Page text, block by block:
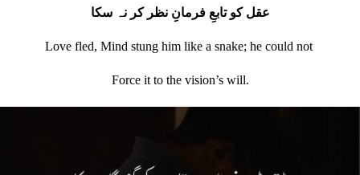
عقل کو تابعِ فرمانِ نظر کر نہ سکا
Love fled, Mind stung him like a snake; he could not
Force it to the vision’s will.